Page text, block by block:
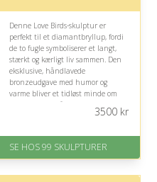
Denne Love Birds-skulptur er
perfekt til et diamantbryllup, fordi
de to fugle symboliserer et langt,
stærkt og kærligt liv sammen. Den
eksklusive, håndlavede
bronzeudgave med humor og
varme bliver et tidløst minde om
parrets mange år og fortsatte
På lager
Levering: 1-2 dage
Fremragende Trustpilot rating
3500kr
SE HOS 99 SKULPTURER